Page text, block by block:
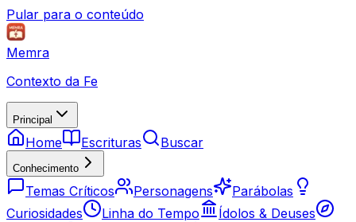
Pular para o conteúdo
Memra
Contexto da Fe
Principal
Home Escrituras Buscar
Conhecimento
Temas Críticos Personagens
Parábolas
Curiosidades
Linha do Tempo
Ídolos & Deuses